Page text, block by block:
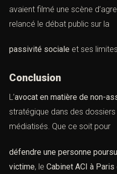
avaient filmé une scène
relancé le débat public sur la
passivité sociale et ses
Conclusion
L’avocat en matière de non-
stratégique dans des
médiatisés. Que ce soit pour
défendre une personne
victime, le Cabinet ACI à Paris